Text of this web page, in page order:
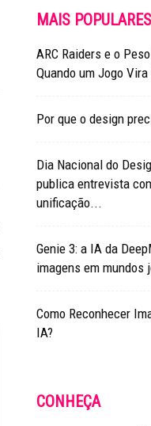
MAIS POPULARES
ARC Raiders e o
Quando um Jogo
Por que o design
Dia Nacional do
publica entrevista
unificação...
Genie 3: a IA da
imagens em mundos
Como Reconhecer
IA?
CONHEÇA